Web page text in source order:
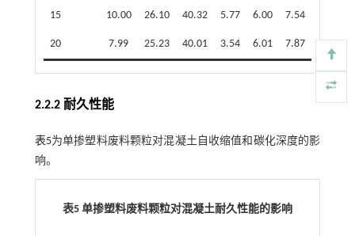
15 10.00 26.10 40.32 5.77 6.00 7.54
20 7.99 25.23 40.01 3.54 6.01 7.87
2.2.2 耐久性能
表5为单掺塑料废料颗粒对混凝土自收缩值和碳化深度的影
响。
表5 单掺塑料废料颗粒对混凝土耐久性能的影响